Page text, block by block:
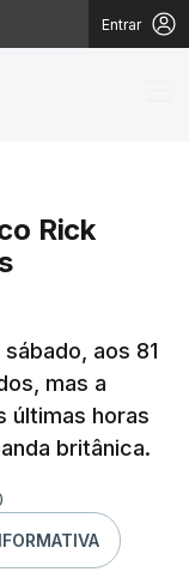
Entrar
Rick
aos 81
mas a
últimas horas
britânica.